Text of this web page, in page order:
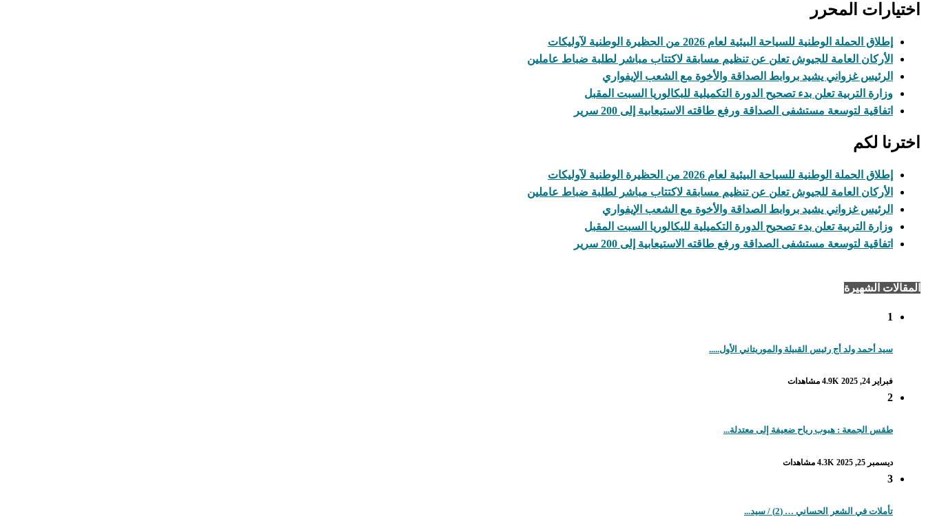
اختيارات المحرر
إطلاق الحملة الوطنية للسياحة البيئية لعام 2026 من الحظيرة الوطنية لآوليكات
الأركان العامة للجيوش تعلن عن تنظيم مسابقة لاكتتاب مباشر لطلبة ضباط عاملين
الرئيس غزواني يشيد بروابط الصداقة والأخوة مع الشعب الإيفواري
وزارة التربية تعلن بدء تصحيح الدورة التكميلية للبكالوريا السبت المقبل
اتفاقية لتوسعة مستشفى الصداقة ورفع طاقته الاستيعابية إلى 200 سرير
اخترنا لكم
إطلاق الحملة الوطنية للسياحة البيئية لعام 2026 من الحظيرة الوطنية لآوليكات
الأركان العامة للجيوش تعلن عن تنظيم مسابقة لاكتتاب مباشر لطلبة ضباط عاملين
الرئيس غزواني يشيد بروابط الصداقة والأخوة مع الشعب الإيفواري
وزارة التربية تعلن بدء تصحيح الدورة التكميلية للبكالوريا السبت المقبل
اتفاقية لتوسعة مستشفى الصداقة ورفع طاقته الاستيعابية إلى 200 سرير
المقالات الشهيرة
1
سيد أحمد ولد أج رئيس القبيلة والموريتاني الأول.....
فبراير 24, 2025 4.9K مشاهدات
2
طقس الجمعة : هبوب رياح ضعيفة إلى معتدلة...
ديسمبر 25, 2025 4.3K مشاهدات
3
تأملات في الشعر الحساني … (2) / سيد...